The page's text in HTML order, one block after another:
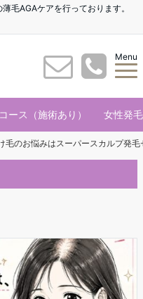
毛AGAケアを行っております。
Menu
ース（施術あり） 女性発
毛のお悩みはスーパースカルプ発